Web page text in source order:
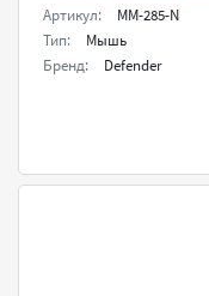
Артикул:
MM-285-N
Тип:
Мышь
Бренд:
Defender